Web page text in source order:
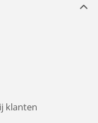
klanten